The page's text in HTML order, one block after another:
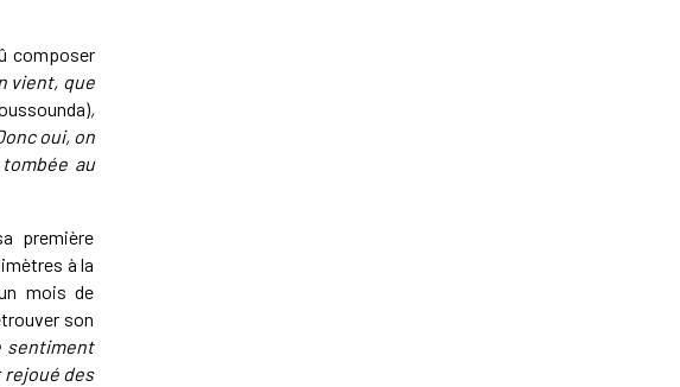
composer
vient, que
,
oui, on
au
première
à la
mois de
son
sentiment
rejoué des